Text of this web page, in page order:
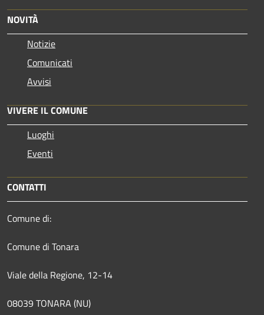
NOVITÀ
Notizie
Comunicati
Avvisi
VIVERE IL COMUNE
Luoghi
Eventi
CONTATTI
Comune di:
Comune di Tonara
Viale della Regione, 12-14
08039 TONARA (NU)